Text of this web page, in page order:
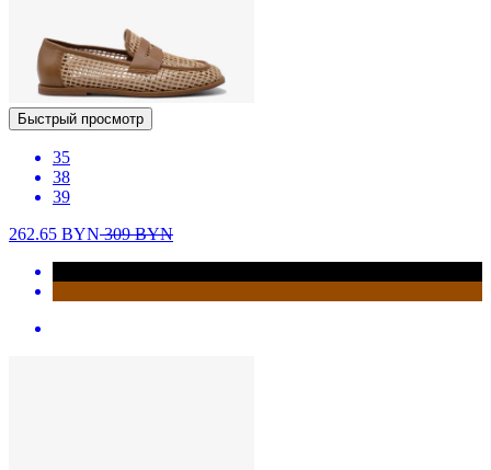
Быстрый просмотр
35
38
39
262.65 BYN309BYN